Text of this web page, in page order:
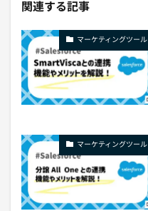
関連する記事
マーケティングツール
マーケティングツール